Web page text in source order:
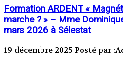
Formation ARDENT «
marche ? » – Mme
mars 2026 à Sélestat
19 décembre 2025 Posté par